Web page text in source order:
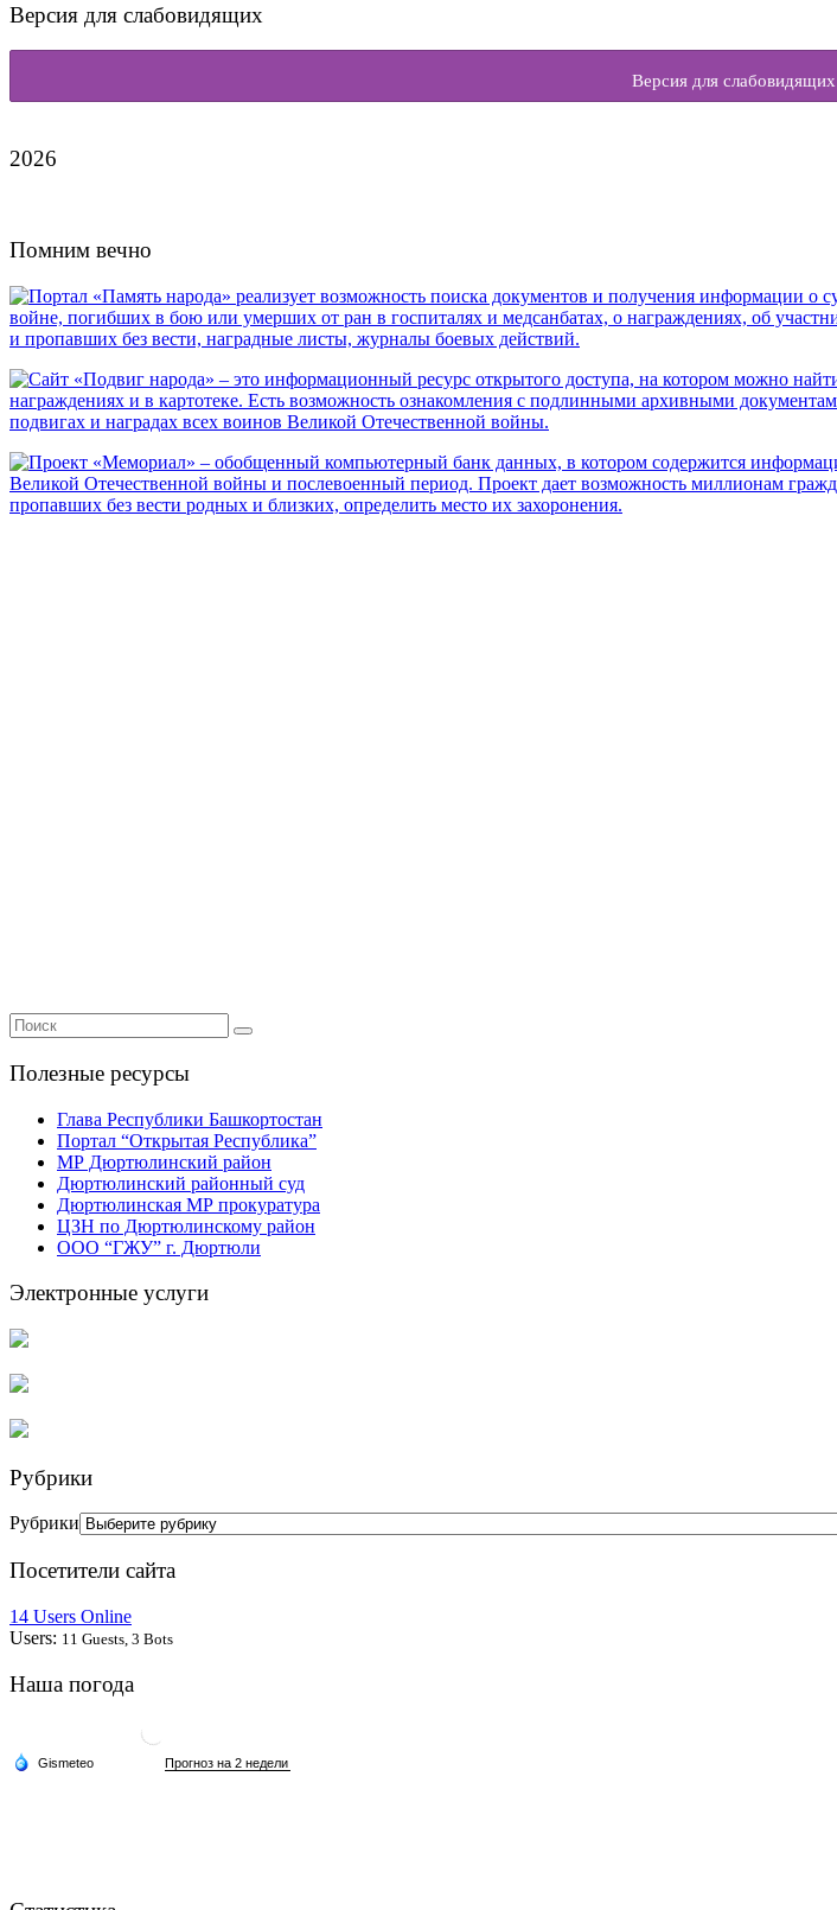
Версия для слабовидящих
Версия для слабовидящих
2026
Помним вечно
Полезные ресурсы
Глава Республики Башкортостан
Портал “Открытая Республика”
МР Дюртюлинский район
Дюртюлинский районный суд
Дюртюлинская МР прокуратура
ЦЗН по Дюртюлинскому район
ООО “ГЖУ” г. Дюртюли
Электронные услуги
Рубрики
Рубрики
Посетители сайта
14 Users Online
Users: 11 Guests, 3 Bots
Наша погода